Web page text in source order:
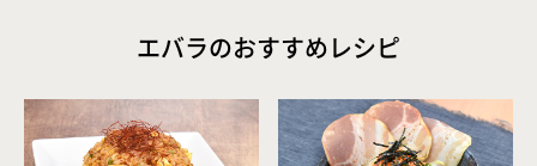
エバラのおすすめレシピ